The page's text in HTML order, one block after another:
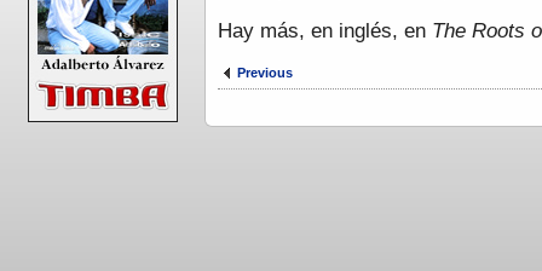
Hay más, en inglés, en The Roots
Previous